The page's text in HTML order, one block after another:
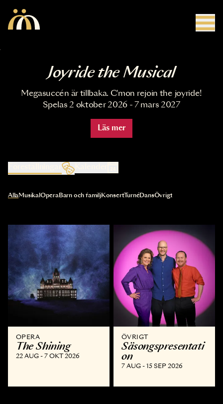
Joyride the Musical
Megasuccén är tillbaka. C'mon rejoin the joyride!
Spelas 2 oktober 2026 - 7 mars 2027
Läs mer
Kalender
Val av kategori uppdaterar innehållet automatiskt
AllaMusikal OperaBarn och familjKonsertTurnéDansÖvrigt
OPERA
The Shining
22 AUG - 7 OKT 2026
ÖVRIGT
Säsongspresentati
on
7 AUG - 15 SEP 2026